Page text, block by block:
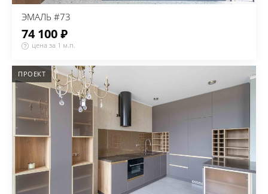
ЭМАЛЬ #73
74 100 ₽
цена за 1 м.п.
ПРОЕКТ